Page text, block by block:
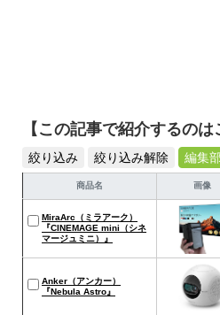
【この記事で紹介するのは
絞り込み 絞り込み解除 編集
商品名 画像
MiraArc（ミラアーク）
『CINEMAGE mini（シネ
マージュミニ）』
Anker（アンカー）
『Nebula Astro』